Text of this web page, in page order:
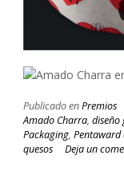
Publicado enPremios
Amado Charra, diseño
Packaging, Pentaward
quesos
Deja un